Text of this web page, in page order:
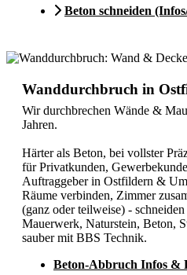
Beton schneiden
Wanddurchbruch in
Wir durchbrechen Wände &
Jahren.
Härter als Beton, bei vollster
für Privatkunden,
Auftraggeber in Ostfildern &
Räume verbinden, Zimmer
(ganz oder teilweise) -
Mauerwerk, Naturstein, Beton,
sauber mit BBS Technik.
Beton-Abbruch Infos &